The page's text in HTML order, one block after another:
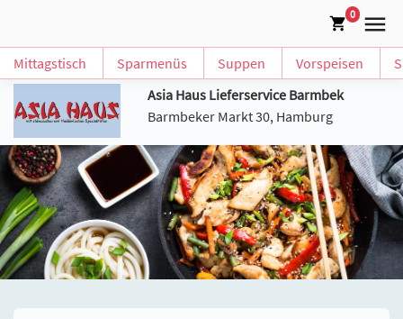
0
Mittagstisch Sparmenüs Suppen Vorspeisen
Asia Haus Lieferservice Barmbek
Barmbeker Markt 30, Hamburg